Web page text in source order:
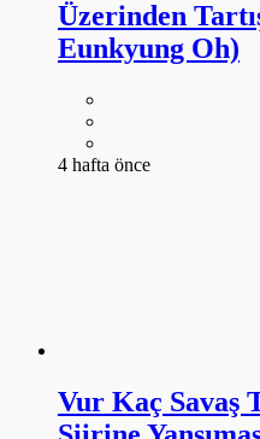
Üzerinden
Eunkyung Oh)
4 hafta önce
4 hafta önce